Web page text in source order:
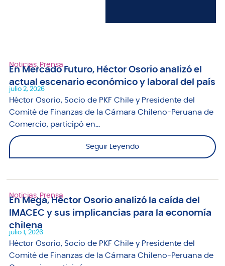
Noticias, Prensa
En Mercado Futuro, Héctor Osorio analizó el
actual escenario económico y laboral del país
julio 2, 2026
Héctor Osorio, Socio de PKF Chile y Presidente del
Comité de Finanzas de la Cámara Chileno-Peruana de
Comercio, participó en...
Seguir Leyendo
Noticias, Prensa
En Mega, Héctor Osorio analizó la caída del
IMACEC y sus implicancias para la economía
chilena
julio 1, 2026
Héctor Osorio, Socio de PKF Chile y Presidente del
Comité de Finanzas de la Cámara Chileno-Peruana de